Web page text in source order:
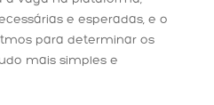
e esperadas, e o
para determinar os
mais simples e